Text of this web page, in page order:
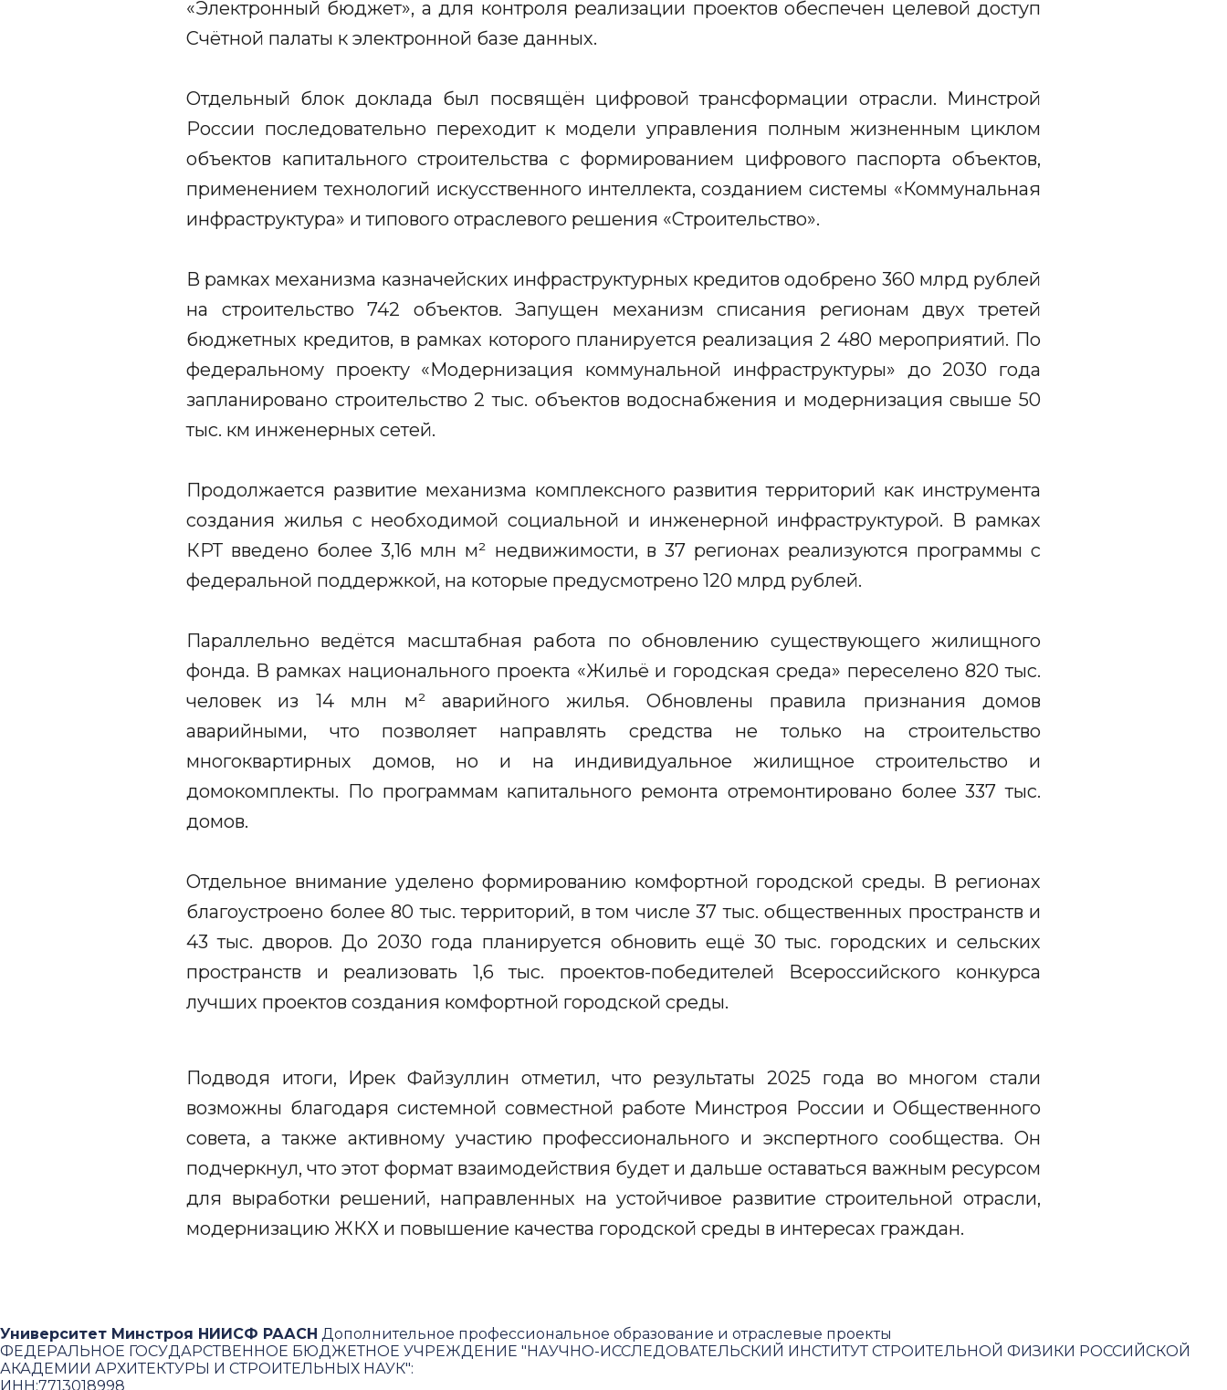
«Электронный бюджет», а для контроля реализации проектов обеспечен целевой доступ
Счётной палаты к электронной базе данных.
Отдельный блок доклада был посвящён цифровой трансформации отрасли. Минстрой
России последовательно переходит к модели управления полным жизненным циклом
объектов капитального строительства с формированием цифрового паспорта объектов,
применением технологий искусственного интеллекта, созданием системы «Коммунальная
инфраструктура» и типового отраслевого решения «Строительство».
В рамках механизма казначейских инфраструктурных кредитов одобрено 360 млрд рублей
на строительство 742 объектов. Запущен механизм списания регионам двух третей
бюджетных кредитов, в рамках которого планируется реализация 2 480 мероприятий. По
федеральному проекту «Модернизация коммунальной инфраструктуры» до 2030 года
запланировано строительство 2 тыс. объектов водоснабжения и модернизация свыше 50
тыс. км инженерных сетей.
Продолжается развитие механизма комплексного развития территорий как инструмента
создания жилья с необходимой социальной и инженерной инфраструктурой. В рамках
КРТ введено более 3,16 млн м² недвижимости, в 37 регионах реализуются программы с
федеральной поддержкой, на которые предусмотрено 120 млрд рублей.
Параллельно ведётся масштабная работа по обновлению существующего жилищного
фонда. В рамках национального проекта «Жильё и городская среда» переселено 820 тыс.
человек из 14 млн м² аварийного жилья. Обновлены правила признания домов
аварийными, что позволяет направлять средства не только на строительство
многоквартирных домов, но и на индивидуальное жилищное строительство и
домокомплекты. По программам капитального ремонта отремонтировано более 337 тыс.
домов.
Отдельное внимание уделено формированию комфортной городской среды. В регионах
благоустроено более 80 тыс. территорий, в том числе 37 тыс. общественных пространств и
43 тыс. дворов. До 2030 года планируется обновить ещё 30 тыс. городских и сельских
пространств и реализовать 1,6 тыс. проектов-победителей Всероссийского конкурса
лучших проектов создания комфортной городской среды.
Подводя итоги, Ирек Файзуллин отметил, что результаты 2025 года во многом стали
возможны благодаря системной совместной работе Минстроя России и Общественного
совета, а также активному участию профессионального и экспертного сообщества. Он
подчеркнул, что этот формат взаимодействия будет и дальше оставаться важным ресурсом
для выработки решений, направленных на устойчивое развитие строительной отрасли,
модернизацию ЖКХ и повышение качества городской среды в интересах граждан.
Университет Минстроя НИИСФ РААСН Дополнительное профессиональное образование и отраслевые проекты
ФЕДЕРАЛЬНОЕ ГОСУДАРСТВЕННОЕ БЮДЖЕТНОЕ УЧРЕЖДЕНИЕ "НАУЧНО-ИССЛЕДОВАТЕЛЬСКИЙ ИНСТИТУТ СТРОИТЕЛЬНОЙ ФИЗИКИ РОССИЙСКОЙ
АКАДЕМИИ АРХИТЕКТУРЫ И СТРОИТЕЛЬНЫХ НАУК":
ИНН:7713018998